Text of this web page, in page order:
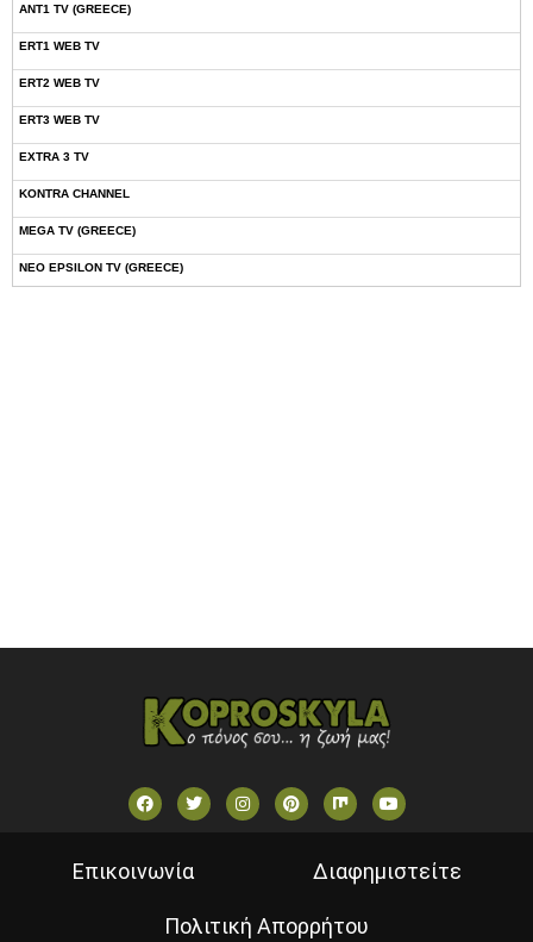
ANT1 TV (GREECE)
ERT1 WEB TV
ERT2 WEB TV
ERT3 WEB TV
EXTRA 3 TV
KONTRA CHANNEL
MEGA TV (GREECE)
NEO EPSILON TV (GREECE)
Επικοινωνία Διαφημιστείτε
Πολιτική Απορρήτου